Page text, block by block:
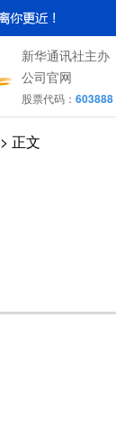
新华通讯社主办
公司官网
股票代码： 603888
> 正文